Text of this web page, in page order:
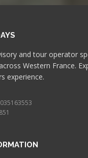
and tour operator
Western France.
experience.
035163553